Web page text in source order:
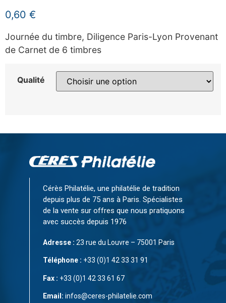
0,60 €
Journée du timbre, Diligence Paris-Lyon Provenant
de Carnet de 6 timbres
Qualité
Cérès Philatélie, une philatélie de tradition
depuis plus de 75 ans à Paris. Spécialistes
de la vente sur offres que nous pratiquons
avec succès depuis 1976
Adresse : 23 rue du Louvre – 75001 Paris
Téléphone : +33 (0)1 42 33 31 91
Fax : +33 (0)1 42 33 61 67
Email: infos@ceres-philatelie.com